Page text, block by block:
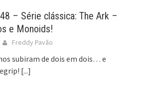
– Série clássica: The Ark –
e Monoids!
Freddy Pavão
subiram de dois em dois… e
[...]